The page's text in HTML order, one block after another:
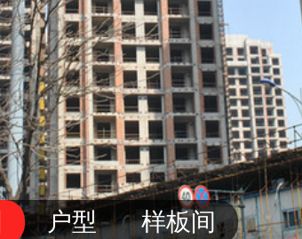
户型 样板间